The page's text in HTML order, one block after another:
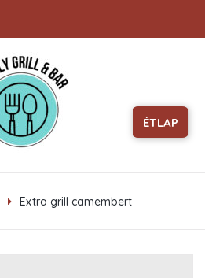
Extra grill camembert
ÉTLAP